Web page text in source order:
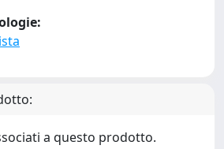
a questo prodotto.